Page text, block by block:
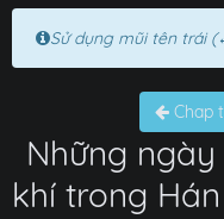
Sử dụng mũi tên trái
Chap
Những
khí trong